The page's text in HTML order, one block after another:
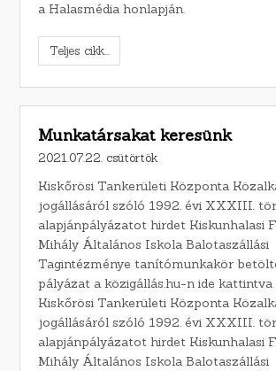
a Halasmédia honlapján.
Teljes cikk...
Munkatársakat keresünk
2021.07.22. csütörtök
Kiskőrösi Tankerületi Központa
jogállásáról szóló 1992. évi XXXIII.
alapjánpályázatot hirdet Kiskunhalasi
Mihály Általános Iskola Balotaszállási
Tagintézménye tanítómunkakör
pályázat a közigállás.hu-n ide kattintva
Kiskőrösi Tankerületi Központa
jogállásáról szóló 1992. évi XXXIII.
alapjánpályázatot hirdet Kiskunhalasi
Mihály Általános Iskola Balotaszállási